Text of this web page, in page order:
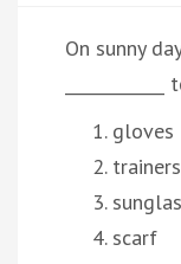
On sunny
gloves
trainers
scarf